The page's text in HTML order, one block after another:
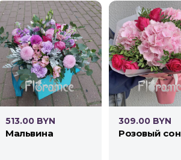
513.00 BYN
мальвина
309.00 BYN
розовый сон